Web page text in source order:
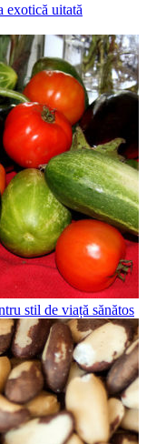
exotică uitată
stil de viață sănătos